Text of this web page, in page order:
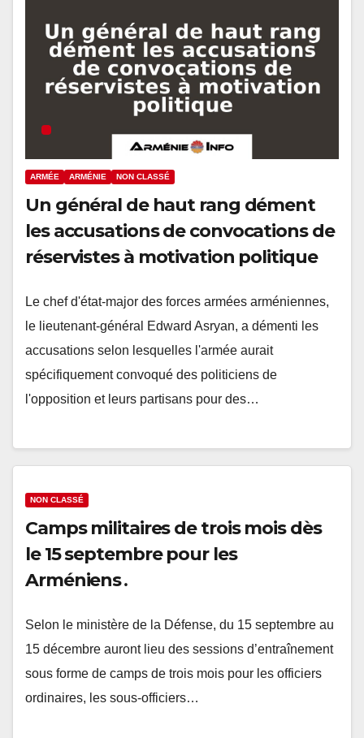
ARMÉE ARMÉNIE NON CLASSÉ
Un général de haut rang dément
les accusations de convocations de
réservistes à motivation politique
Le chef d'état-major des forces armées arméniennes,
le lieutenant-général Edward Asryan, a démenti les
accusations selon lesquelles l'armée aurait
spécifiquement convoqué des politiciens de
l'opposition et leurs partisans pour des…
NON CLASSÉ
Camps militaires de trois mois dès
le 15 septembre pour les
Arméniens․
Selon le ministère de la Défense, du 15 septembre au
15 décembre auront lieu des sessions d’entraînement
sous forme de camps de trois mois pour les officiers
ordinaires, les sous-officiers…